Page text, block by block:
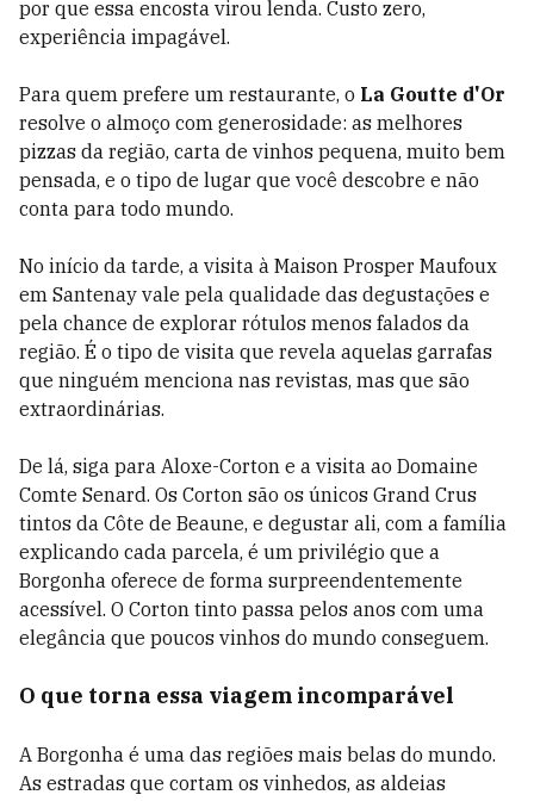
por que essa encosta virou lenda. Custo zero,
experiência impagável.
Para quem prefere um restaurante, o La Goutte d'Or
resolve o almoço com generosidade: as melhores
pizzas da região, carta de vinhos pequena, muito bem
pensada, e o tipo de lugar que você descobre e não
conta para todo mundo.
No início da tarde, a visita à Maison Prosper Maufoux
em Santenay vale pela qualidade das degustações e
pela chance de explorar rótulos menos falados da
região. É o tipo de visita que revela aquelas garrafas
que ninguém menciona nas revistas, mas que são
extraordinárias.
De lá, siga para Aloxe-Corton e a visita ao Domaine
Comte Senard. Os Corton são os únicos Grand Crus
tintos da Côte de Beaune, e degustar ali, com a família
explicando cada parcela, é um privilégio que a
Borgonha oferece de forma surpreendentemente
acessível. O Corton tinto passa pelos anos com uma
elegância que poucos vinhos do mundo conseguem.
O que torna essa viagem incomparável
A Borgonha é uma das regiões mais belas do mundo.
As estradas que cortam os vinhedos, as aldeias